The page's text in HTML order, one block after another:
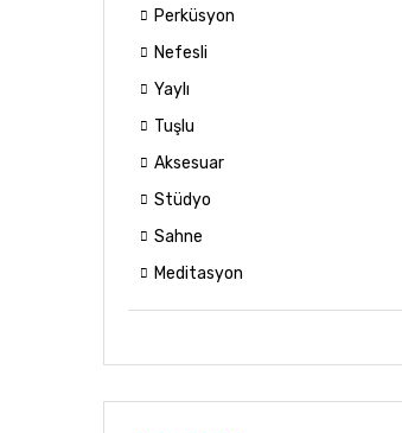
Perküsyon
Nefesli
Yaylı
Tuşlu
Aksesuar
Stüdyo
Sahne
Meditasyon